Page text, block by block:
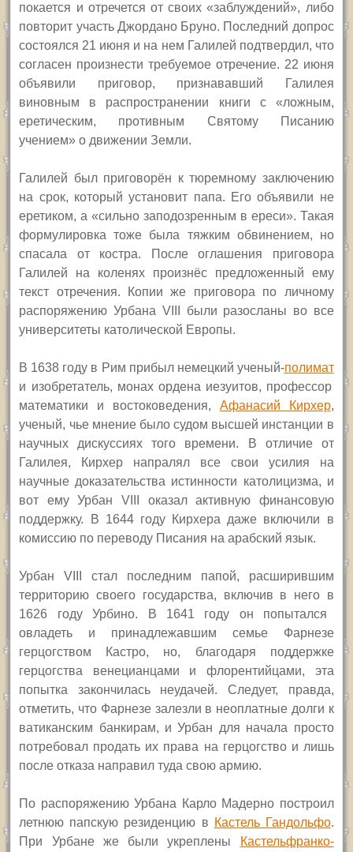
покается и отречется от своих «заблуждений», либо
повторит участь Джордано Бруно. Последний допрос
состоялся 21 июня и на нем Галилей подтвердил, что
согласен произнести требуемое отречение. 22 июня
объявили приговор, признававший Галилея
виновным в распространении книги с «ложным,
еретическим, противным Святому Писанию
учением» о движении Земли.
Галилей был приговорён к тюремному заключению
на срок, который установит папа. Его объявили не
еретиком, а «сильно заподозренным в ереси». Такая
формулировка тоже была тяжким обвинением, но
спасала от костра. После оглашения приговора
Галилей на коленях произнёс предложенный ему
текст отречения. Копии же приговора по личному
распоряжению Урбана VIII были разосланы во все
университеты католической Европы.
В 1638 году в Рим прибыл немецкий ученый-полимат
и изобретатель, монах ордена иезуитов, профессор
математики и востоковедения, Афанасий Кирхер,
ученый, чье мнение былосудом высшей инстанции в
научных дискуссиях того времени. В отличие от
Галилея, Кирхер напралял все свои усилия на
научные доказательства истинности католицизма, и
вот емуУрбанVIII оказал активную финансовую
поддержку.
В 1644 годуКирхера даже включили в
комиссию по переводу Писания на арабский язык.
УрбанVIIIстал последним папой, расширившим
территорию своего государства, включив в него в
1626 году Урбино.
В 1641 году он попытался
овладеть и принадлежавшим семье Фарнезе
герцогством Кастро, но, благодаря поддержке
герцогства венецианцами и флорентийцами, эта
попытка закончилась неудачей. Следует, правда,
отметить, что Фарнезе залезли в неоплатные долги к
ватиканским банкирам, и Урбан для начала просто
потребовал продать их права на герцогство и лишь
после отказа направил туда свою армию.
По распоряжению Урбана Карло Мадерно построил
летнюю папскую резиденцию в Кастель Гандольфо.
При Урбане же были укреплены
Кастельфранко-